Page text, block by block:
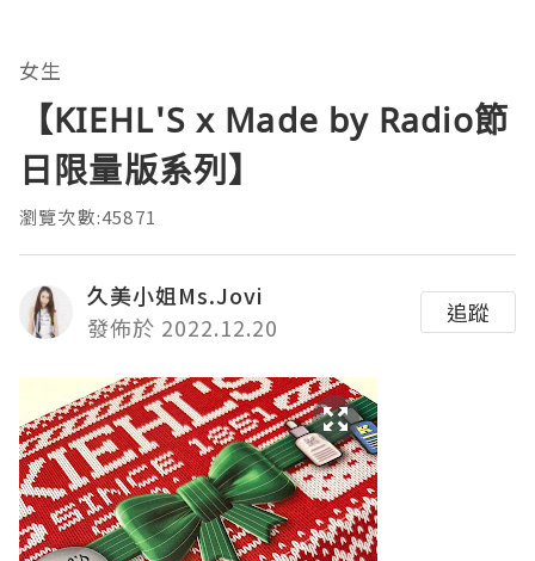
女生
【KIEHL'S x Made by Radio節
日限量版系列】
瀏覽次數:45871
久美小姐Ms.Jovi
發佈於 2022.12.20
追蹤